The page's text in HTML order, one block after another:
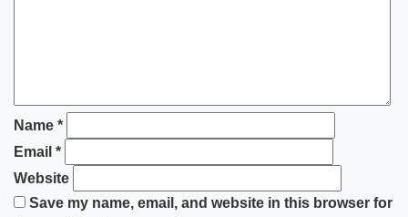
Name *
Email *
Website
Save my name, email, and website in this browser for